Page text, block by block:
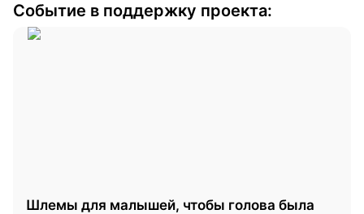
Событие в поддержку проекта:
Шлемы для малышей, чтобы голова была